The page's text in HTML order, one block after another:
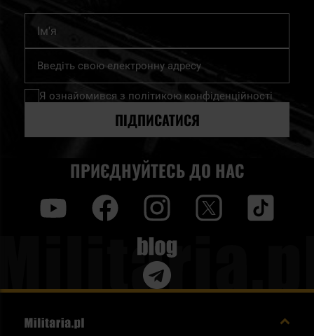
Підпишіться
нашу
розсилку
Я ознайомився з політикою конфіденційності
ПІДПИСАТИСЯ
ПРИЄДНУЙТЕСЬ ДО НАС
Blog